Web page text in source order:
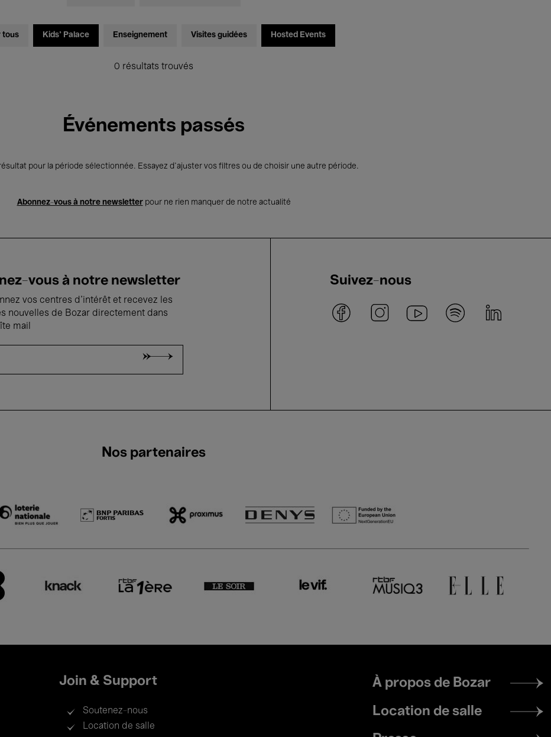
tous Kids’ Palace Enseignement Visites guidées Hosted Events
0 résultats trouvés
Événements passés
pour la période sélectionnée. Essayez d’ajuster vos filtres ou de choisir une autre période.
Abonnez-vous à notre newsletterpour ne rien manquer de notre actualité
vous à notre newsletter
vos centres d'intérêt et recevez les
nouvelles de Bozar directement dans
mail
Suivez-nous
Nos partenaires
Join & Support
Soutenez-nous
Location de salle
Footer
menu
À propos de Bozar
Location de salle